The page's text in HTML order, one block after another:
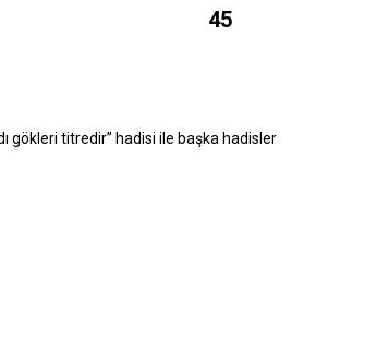
45
gökleri titredir” hadisi ile başka hadisler